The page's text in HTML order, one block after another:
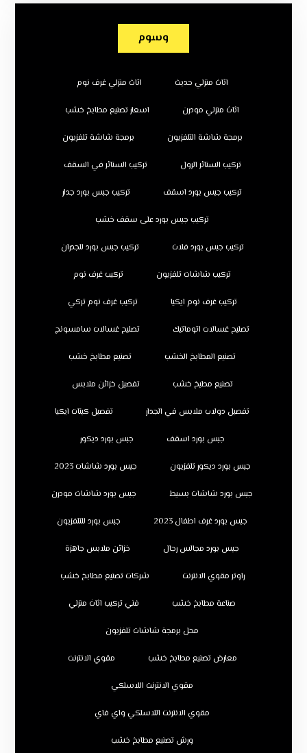
وسوم
اثاث منزلي حديث اثاث منزلي غرف نوم
اثاث منزلي مودرن اسعار تصنيع مطابخ خشب
برمجة شاشة التلفزيون برمجة شاشة تلفزيون
تركيب الستائر الرول تركيب الستائر في السقف
تركيب جبس بورد اسقف تركيب جبس بورد جدار
تركيب جبس بورد على سقف خشب
تركيب جبس بورد فلات تركيب جبس بورد للجدران
تركيب شاشات تلفزيون تركيب غرف نوم
تركيب غرف نوم ايكيا تركيب غرف نوم تركي
تصليح غسالات اتوماتيك تصليح غسالات سامسونج
تصنيع المطابخ الخشب تصنيع مطابخ خشب
تصنيع مطبخ خشب تفصيل خزائن ملابس
تفصيل دولاب ملابس في الجدار تفصيل كبتات ايكيا
جبس بورد اسقف جبس بورد ديكور
جبس بورد ديكور تلفزيون جبس بورد شاشات 2023
جبس بورد شاشات بسيط جبس بورد شاشات مودرن
جبس بورد غرف اطفال 2023 جبس بورد للتلفزيون
جبس بورد مجالس رجال خزائن ملابس جاهزة
راوتر مقوي الانترنت شركات تصنيع مطابخ خشب
صناعة مطابخ خشب فني تركيب اثاث منزلي
محل برمجة شاشات تلفزيون
معارض تصنيع مطابخ خشب مقوي الانترنت
مقوي الانترنت اللاسلكي
مقوي الانترنت اللاسلكي واي فاي
ورش تصنيع مطابخ خشب